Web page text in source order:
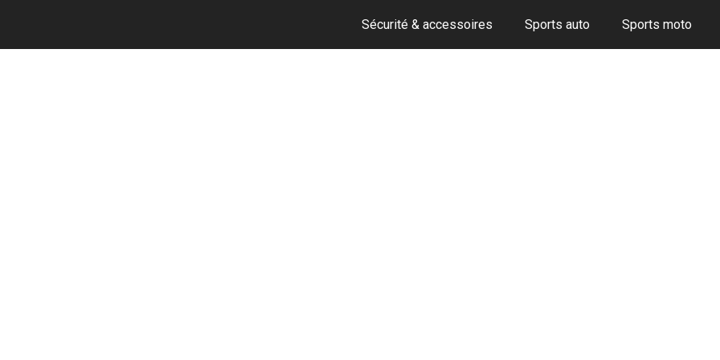
Sécurité & accessoires Sports auto Sports moto